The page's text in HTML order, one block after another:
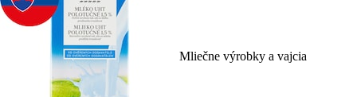
Mliečne výrobky a vajcia